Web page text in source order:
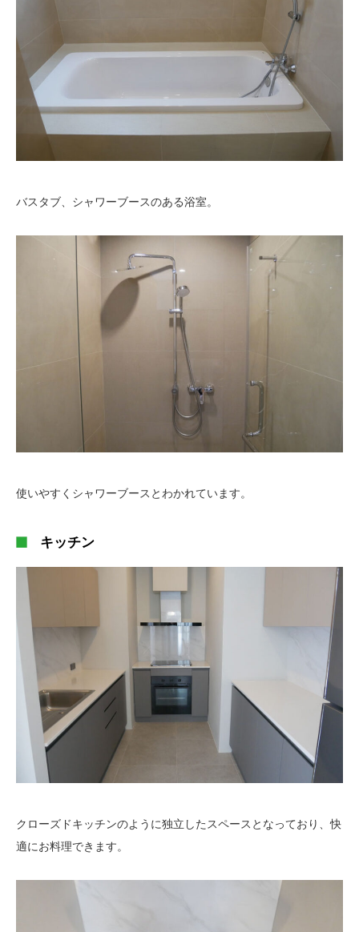
バスタブ、シャワーブースのある浴室。
使いやすくシャワーブースとわかれています。
キッチン
クローズドキッチンのように独立したスペースとなっており、快
適にお料理できます。